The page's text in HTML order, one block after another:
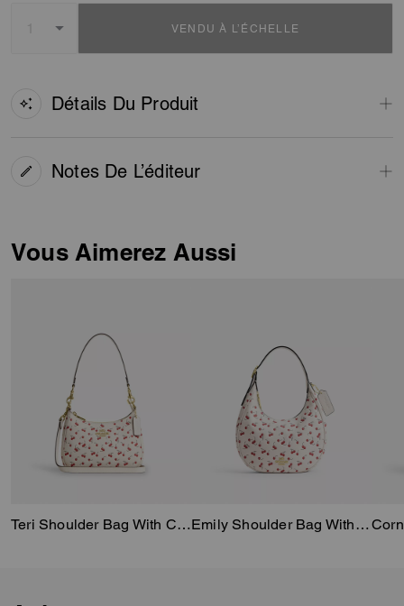
VENDU À L’ÉCHELLE
Détails Du Produit
Notes De L’éditeur
Vous Aimerez Aussi
Teri Shoulder Bag With Cherry Print Emily Shoulder Bag With Cherry Print